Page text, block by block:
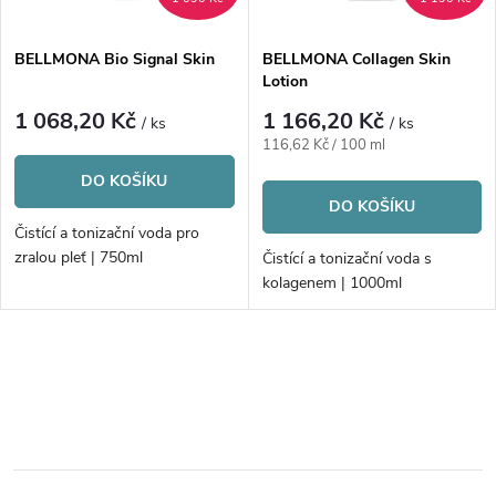
p
r
o
d
u
ů
s
p
r
o
d
u
BELLMONA Bio Signal Skin
1 068,20 Kč/ ks
DO KOŠÍKU
Čistící a tonizační voda pro
zralou pleť | 750ml
BELLMONA Collagen Skin
Lotion
1 166,20 Kč/ ks
Měrná
116,62 Kč / 100 ml
DO KOŠÍKU
Čistící a tonizační voda s
kolagenem | 1000ml
l